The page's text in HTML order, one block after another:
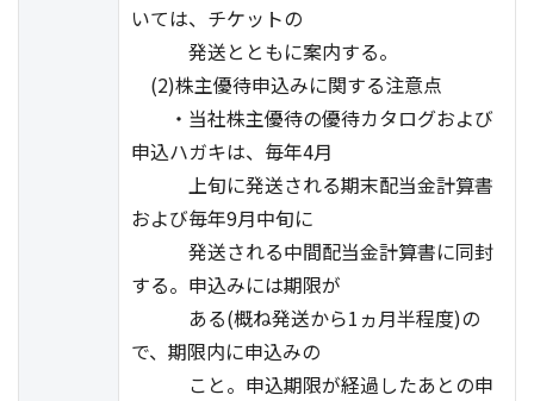
いては、チケットの
発送とともに案内する。
(2)株主優待申込みに関する注意点
・当社株主優待の優待カタログおよび
申込ハガキは、毎年4月
上旬に発送される期末配当金計算書
および毎年9月中旬に
発送される中間配当金計算書に同封
する。申込みには期限が
ある(概ね発送から1ヵ月半程度)の
で、期限内に申込みの
こと。申込期限が経過したあとの申